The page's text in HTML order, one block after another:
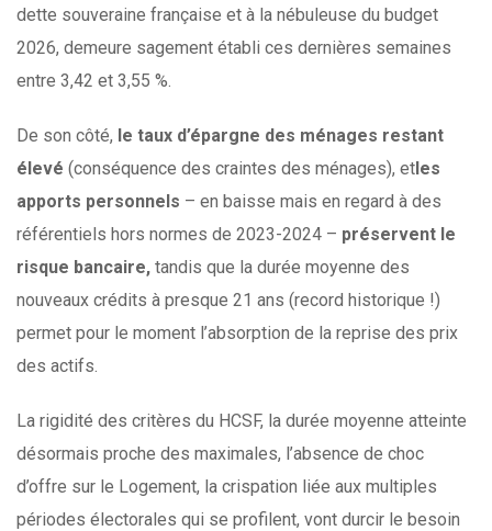
dette souveraine française et à la nébuleuse du budget
2026, demeure sagement établi ces dernières semaines
entre 3,42 et 3,55 %.
De son côté, le taux d’épargne des ménages restant
élevé (conséquence des craintes des ménages), etles
apports personnels – en baisse mais en regard à des
référentiels hors normes de 2023-2024 – préservent le
risque bancaire, tandis que la durée moyenne des
nouveaux crédits à presque 21 ans (record historique !)
permet pour le moment l’absorption de la reprise des prix
des actifs.
La rigidité des critères du HCSF, la durée moyenne atteinte
désormais proche des maximales, l’absence de choc
d’offre sur le Logement, la crispation liée aux multiples
périodes électorales qui se profilent, vont durcir le besoin